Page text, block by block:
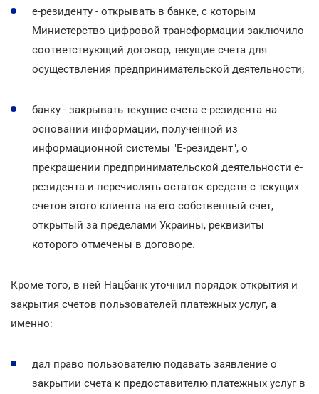
е-резиденту - открывать в банке, с которым
Министерство цифровой трансформации заключило
соответствующий договор, текущие счета для
осуществления предпринимательской деятельности;
банку - закрывать текущие счета е-резидента на
основании информации, полученной из
информационной системы "Е-резидент", о
прекращении предпринимательской деятельности е-
резидента и перечислять остаток средств с текущих
счетов этого клиента на его собственный счет,
открытый за пределами Украины, реквизиты
которого отмечены в договоре.
Кроме того, в ней Нацбанк уточнил порядок открытия и
закрытия счетов пользователей платежных услуг, а
именно:
дал право пользователю подавать заявление о
закрытии счета к предоставителю платежных услуг в